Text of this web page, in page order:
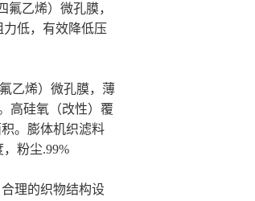
氟乙烯）微孔膜，
低，有效降低压
乙烯）微孔膜，薄
高硅氧（改性）覆
。膨体机织滤料
粉尘.99%
理的织物结构设